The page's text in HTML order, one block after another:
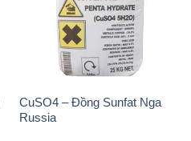
CuSO4 – Đồng Sunfat Nga
Russia